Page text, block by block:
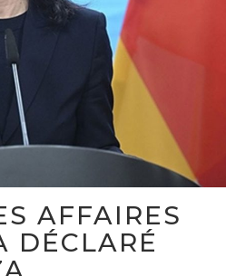
AFFAIRES
DÉCLARÉ